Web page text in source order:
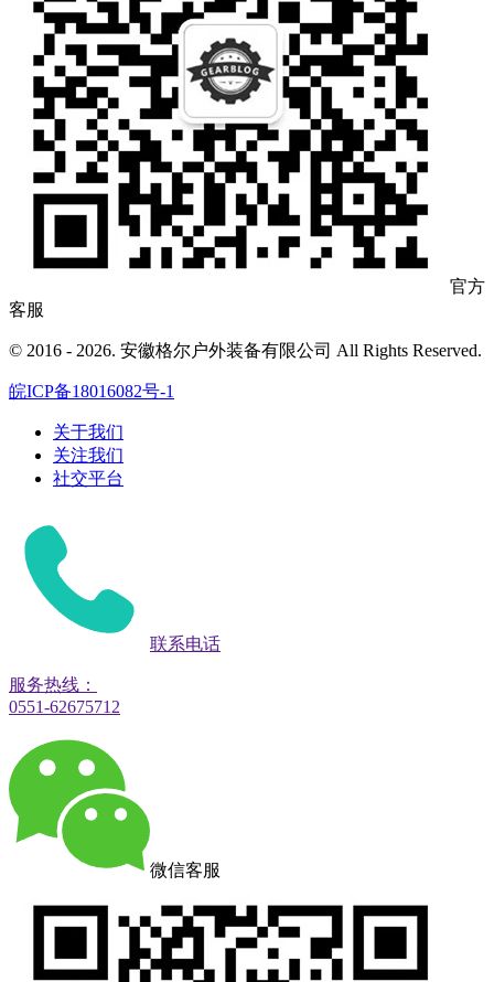
官方
客服
© 2016 - 2026. 安徽格尔户外装备有限公司 All Rights Reserved.
皖ICP备18016082号-1
关于我们
关注我们
社交平台
联系电话
服务热线：
0551-62675712
微信客服